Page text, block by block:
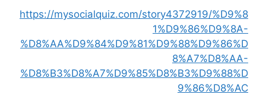
https://mysocialquiz.com/story4372919/%D9%8
1%D9%86%D9%8A-
%D8%AA%D9%84%D9%81%D9%88%D9%86%D
8%A7%D8%AA-
%D8%B3%D8%A7%D9%85%D8%B3%D9%88%D
9%86%D8%AC